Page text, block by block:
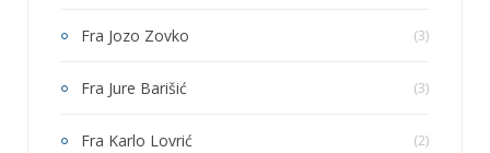
Fra Jozo Zovko (3)
Fra Jure Barišić (3)
Fra Karlo Lovrić (2)